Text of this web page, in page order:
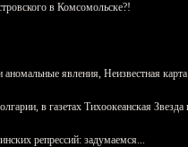
в Комсомольске?!
явления, Неизвестная
в газетах Тихоокеанская
репрессий: задумаемся...